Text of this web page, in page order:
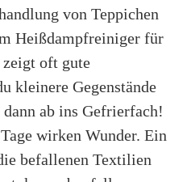
von Teppichen
Heißdampfreiniger für
oft gute
kleinere Gegenstände
ab ins Gefrierfach!
wirken Wunder. Ein
befallenen Textilien